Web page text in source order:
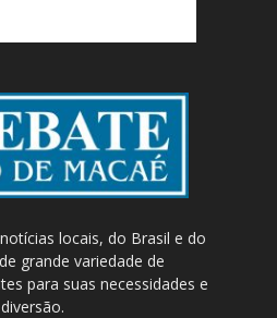
locais, do Brasil e do
grande variedade de
para suas necessidades e
diversão.